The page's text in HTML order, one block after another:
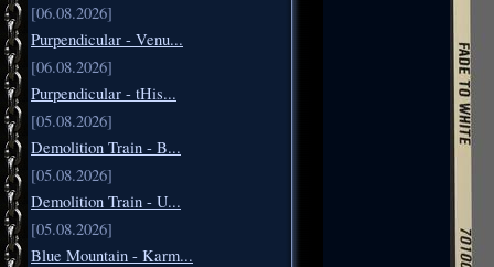
[06.08.2026]
Purpendicular - Venu...
[06.08.2026]
Purpendicular - tHis...
[05.08.2026]
Demolition Train - B...
[05.08.2026]
Demolition Train - U...
[05.08.2026]
Blue Mountain - Karm...